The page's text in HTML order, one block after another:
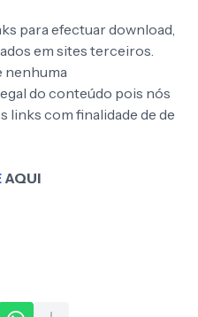
para efectuar download,
em sites terceiros.
nenhuma
do conteúdo pois nós
links com finalidade de de
AQUI